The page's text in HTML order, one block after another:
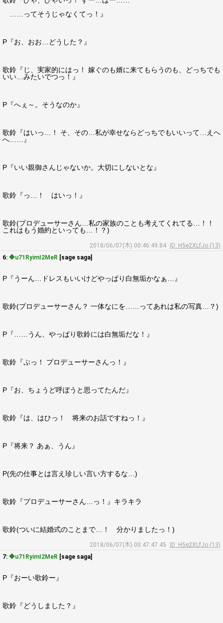
……ってそうじゃなくてっ！』
P『お、おお…どうした？』
歌鈴『じ、実家的にはっ！ 嫁ぐのも婿に来てもらうのも、どっちでも
いい…みたいでつっ！』
P『へぇ～。そうなのか』
歌鈴『はいっ…！ そ、その…私が幸せならどっちでもいいって…えへ
へ……』
P『いい親御さんじゃないか。大切にしないとな』
歌鈴『っ…！ はいっ！』
歌鈴(プロデューサーさん…私の家族のことも考えてくれてる…！！
これはもう婚約といっても…！？)
2018/06/07(木) 00:46:49.84
ID: H5e2XLfJo (13)
6: ◆u71RyimI2MeR [sage saga]
P『うーん…ドレスもいいけどやっぱり白無垢かなぁ…』
歌鈴(プロデューサーさん？ 一体なにを……ってあれは私の写真…？)
P『……うん、やっぱり歌鈴には白無垢だな！』
歌鈴『ぷっ！ プロデューサーさんっ！』
P『お、ちょうど呼ぼうと思ってたんだ』
歌鈴『は、はひっ！ 将来のお話ですねっ！』
P『将来？ あぁ、うん』
P(先の仕事とは言え珍しい言い方するな…)
歌鈴『プロデューサーさん…っ！』キラキラ
歌鈴(ついに結婚式のことまで…！ 分かりましたっ！)
2018/06/07(木) 00:47:47.45
ID: H5e2XLfJo (13)
7: ◆u71RyimI2MeR [sage saga]
P『おーい歌鈴ー』
歌鈴『どうしました？』